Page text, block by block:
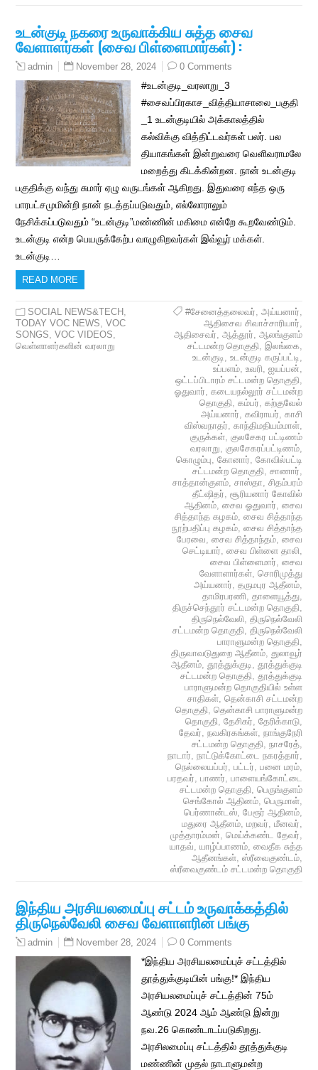
உடன்குடி நகரை உருவாக்கிய சுத்த சைவ
வேளாளர்கள் (சைவ பிள்ளைமார்கள்) :
admin November 28, 2024 0 Comments
#உடன்குடி_வரலாறு_3
#சைவப்பிரகாச_வித்தியாசாலை_பகுதி
_1 உடன்குடியில் அக்காலத்தில்
கல்விக்கு வித்திட்டவர்கள் பலர். பல
தியாகங்கள் இன்றுவரை வெளிவராமலே
மறைத்து கிடக்கின்றன. நான் உடன்குடி
பகுதிக்கு வந்து சுமார் ஏழு வருடங்கள் ஆகிறது. இதுவரை எந்த ஒரு
பாரபட்சமுமின்றி நான் நடத்தப்படுவதும், எல்லோராலும்
நேசிக்கப்படுவதும் “உடன்குடி”மண்ணின் மகிமை என்றே கூறவேண்டும்.
உடன்குடி என்ற பெயருக்கேற்ப வாழுகிறவர்கள் இவ்வூர் மக்கள்.
உடன்குடி…
READ MORE
SOCIAL NEWS&TECH ,
TODAY VOC NEWS,VOC
SONGS,VOC VIDEOS,
வெள்ளாளர்களின் வரலாறு
#சேனைத்தலைவர், அய்யனார்,
ஆதிசைவ சிவாச்சாரியார்,
ஆதிசைவர், ஆத்தூர், ஆலங்குளம்
சட்டமன்ற தொகுதி, இலங்கை,
உடன்குடி, உடன்குடி கருப்பட்டி,
உப்பளம், உவரி, ஐயப்பன்,
ஒட்டப்பிடாரம் சட்டமன்ற தொகுதி,
ஓதுவார், கடையநல்லூர் சட்டமன்ற
தொகுதி, கம்பர், கற்குவேல்
அய்யனார், கவிராயர், காசி
விஸ்வநாதர், காந்திமதியம்மாள்,
குருக்கள், குலசேகர பட்டிணம்
வரலாறு, குலசேகரப்பட்டிணம்,
கொழும்பு, கோனார், கோவில்பட்டி
சட்டமன்ற தொகுதி, சாணார்,
சாத்தான்குளம், சாஸ்தா, சிதம்பரம்
தீட்ஷிதர், சூரியனார் கோவில்
ஆதினம், சைவ ஓதுவார், சைவ
சித்தாந்த கழகம், சைவ சித்தாந்த
நூற்பதிப்பு கழகம், சைவ சித்தாந்த
பேரவை, சைவ சித்தாந்தம், சைவ
செட்டியார், சைவ பிள்ளை தாலி,
சைவ பிள்ளைமார், சைவ
வேளாளார்கள், சொரிமுத்து
அய்யனார், தருமபுர ஆதீனம்,
தாமிரபரணி, தாளையூத்து,
திருச்செந்தூர் சட்டமன்ற தொகுதி,
திருநெல்வேலி, திருநெல்வேலி
சட்டமன்ற தொகுதி, திருநெல்வேலி
பாராளுமன்ற தொகுதி,
திருவாவடுதுறை ஆதீனம், துலாவூர்
ஆதீனம், தூத்துக்குடி, தூத்துக்குடி
சட்டமன்ற தொகுதி, தூத்துக்குடி
பாராளுமன்ற தொகுதியில் உள்ள
சாதிகள், தென்காசி சட்டமன்ற
தொகுதி, தென்காசி பாராளுமன்ற
தொகுதி, தேசிகர், தேரிக்காடு,
தேவர், நவகிரகங்கள், நாங்குநேரி
சட்டமன்ற தொகுதி, நாசரேத்,
நாடார், நாட்டுக்கோட்டை நகரத்தார்,
நெல்லையப்பர், பட்டர், பனை மரம்,
பரதவர், பாணர், பாளையங்கோட்டை
சட்டமன்ற தொகுதி, பெருங்குளம்
செங்கோல் ஆதினம், பெருமாள்,
பெர்ணான்டஸ், பேரூர் ஆதினம்,
மதுரை ஆதீனம், மறவர், மீனவர்,
முத்தாரம்மன், மெய்க்கண்ட தேவர்,
யாதவ், யாழ்ப்பாணம், வைதீக சுத்த
ஆதீனங்கள், ஸ்ரீவைகுண்டம்,
ஸ்ரீவைகுண்டம் சட்டமன்ற தொகுதி
இந்திய அரசியலமைப்பு சட்டம் உருவாக்கத்தில்
திருநெல்வேலி சைவ வேளாளரின் பங்கு
admin November 28, 2024 0 Comments
*இந்திய அரசியலமைப்புச் சட்டத்தில்
தூத்துக்குடியின் பங்கு!* இந்திய
அரசியலமைப்புச் சட்டத்தின் 75ம்
ஆண்டு 2024 ஆம் ஆண்டு இன்று
நவ.26 கொண்டாடப்படுகிறது.
அரசிலமைப்பு சட்டத்தில் தூத்துக்குடி
மண்ணின் முதல் நாடாளுமன்ற